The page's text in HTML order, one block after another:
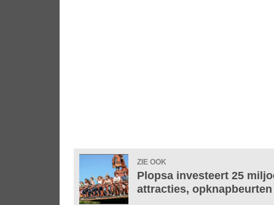
ZIE OOK
Plopsa investeert 25
attracties, opknapbeurten